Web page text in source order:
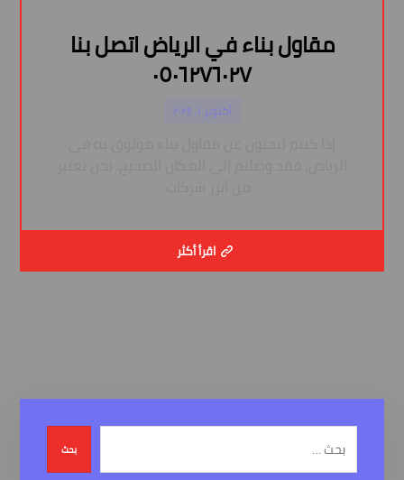
مقاول بناء في الرياض اتصل بنا
٠٥٠٦٢٧٦٠٢٧
أكتوبر ١, ٢٠٢٤
اقرأ أكثر
بحث